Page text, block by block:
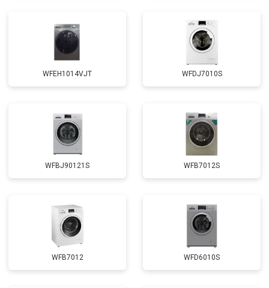
Замена подшипников от 2800 ₽ Заказать
Замена мотора от 3800 ₽ Заказать
от 2200 ₽ Заказать
Замена ТЭН от 2300 ₽ Заказать
Замена блока управления от 3600 ₽ Заказать
Замена прессостата от 3350 ₽ Заказать
Замена сливного насоса от 3450 ₽
Замена сливного шланга от 2100 ₽ Заказать
WFEH1014VJT WFDJ7010S
WFBJ90121S WFB7012S
WFB7012 WFD6010S